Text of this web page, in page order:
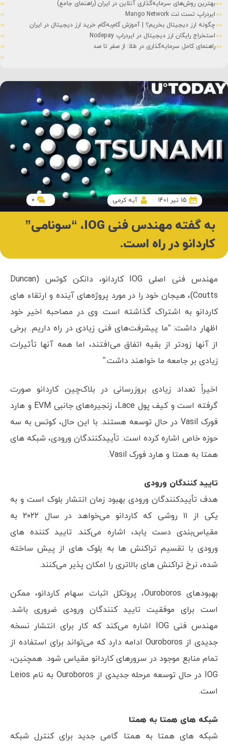
بهترین روش‌های سرمایه‌گذاری آنلاین در ایران (راهنمای جامع)
ایردراپ تست نت Mango Network
چگونه ارز دیجیتال بخریم؟ | آموزش گام‌به‌گام خرید ارز دیجیتال در ایران
استخراج رایگان ارز دیجیتال در ایردراپ Nodepay
راهنمای کامل سرمایه‌گذاری در طلا: از صفر تا صد
به گفته مهندس فنی IOG، “سونامی”
کاردانو در راه است.
15 تیر 1401 آیه کرمی 0
مهندس فنی اصلی IOG کاردانو، دانکن کوتس (Duncan
Coutts)، هیجان خود را در مورد پروژه‌های آینده و ارتقاء های
کاردانو به اشتراک گذاشته است. وی در مصاحبه اخیر خود
اظهار داشت: “ما پیشرفت‌های فنی زیادی در راه داریم. برخی
از آنها زودتر از بقیه اتفاق می‌افتند، اما همه آنها تأثیرات
زیادی بر جامعه ما خواهند داشت.”
اخیراً تعداد زیادی بروزرسانی در بلاک‌چین کاردانو صورت
گرفته است و کیف پول Lace، زنجیره‌های جانبی EVM و هارد
فورک Vasil در حال توسعه هستند. با این حال، کوتس به سه
حوزه خاص اشاره کرده است: تأییدکنندگان ورودی، شبکه های
همتا به همتا و هارد فورک Vasil.
تایید کنندگان ورودی
هدف تأییدکنندگان ورودی بهبود زمان انتشار بلوک است و به
یکی از ۱۱ روشی که کاردانو می‌خواهد در سال ۲۰۲۲ به
مقیاس‌بندی دست یابد، اشاره می‌کند. تایید کننده های
ورودی با تقسیم تراکنش ها به بلوک های از پیش ساخته
شده، نرخ تراکنش های بالاتری را امکان پذیر می‌کنند.
بهبودهای Ouroboros، پروتکل اثبات سهام کاردانو، ممکن
است برای موفقیت تایید کنندگان ورودی ضروری باشد.
مهندس فنی IOG اشاره می‌کند که کار برای انتشار نسخه
جدیدی از Ouroboros ادامه دارد که می‌تواند برای استفاده از
تمام منابع موجود در سرورهای کاردانو مقیاس شود. همچنین،
IOG در حال توسعه مرحله جدیدی از Ouroboros به نام Leios
است.
شبکه های همتا به همتا
شبکه های همتا به همتا گامی جدید برای کنترل شبکه